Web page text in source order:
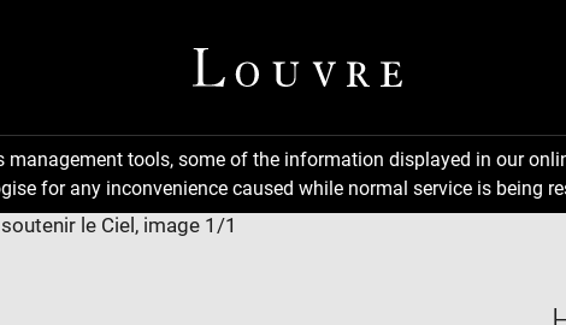
management tools, some of the information displayed in our
for any inconvenience caused while normal service is being